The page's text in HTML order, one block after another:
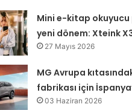
Mini e-kitap okuyucu
yeni dönem: Xteink
27 Mayıs 2026
MG Avrupa
fabrikası için
03 Haziran 2026